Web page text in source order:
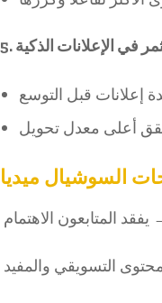
في الإعلانات الذكية
السوشيال ميديا